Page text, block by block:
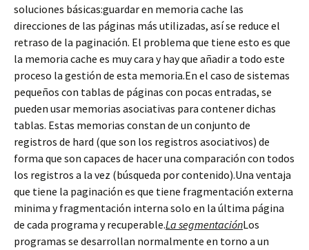
soluciones básicas:guardar en memoria cache las
direcciones de las páginas más utilizadas, así se reduce el
retraso de la paginación. El problema que tiene esto es que
la memoria cache es muy cara y hay que añadir a todo este
proceso la gestión de esta memoria.En el caso de sistemas
pequeños con tablas de páginas con pocas entradas, se
pueden usar memorias asociativas para contener dichas
tablas. Estas memorias constan de un conjunto de
registros de hard (que son los registros asociativos) de
forma que son capaces de hacer una comparación con todos
los registros a la vez (búsqueda por contenido).Una ventaja
que tiene la paginación es que tiene fragmentación externa
minima y fragmentación interna solo en la última página
de cada programa y recuperable.La segmentaciónLos
programas se desarrollan normalmente en torno a un